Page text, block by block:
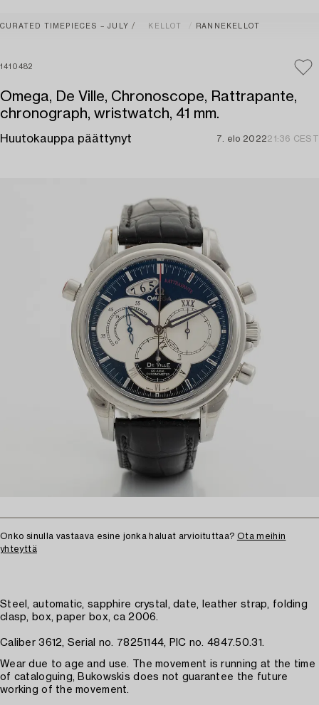
CURATED TIMEPIECES – JULY KELLOT RANNEKELLOT
1410482
Omega, De Ville, Chronoscope, Rattrapante,
chronograph, wristwatch, 41 mm.
Huutokauppa päättynyt 7. elo 202221:36 CEST
Onko sinulla vastaava esine jonka haluat arvioituttaa? Ota meihin
yhteyttä
Steel, automatic, sapphire crystal, date, leather strap, folding
clasp, box, paper box, ca 2006.
Caliber 3612, Serial no. 78251144, PIC no. 4847.50.31.
Wear due to age and use. The movement is running at the time
of cataloguing, Bukowskis does not guarantee the future
working of the movement.